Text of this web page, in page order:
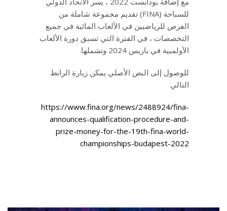
للسباحة (FINA) تقديم مجموعة شاملة من
الفرص للرياضيين في الألعاب المائية في جميع
التخصصات ، في الفترة التي تسبق دورة الألعاب
الأولمبية في باريس 2024 وتشملها.
للوصول إلى النص الأصلي يمكن زيارة الرابط
التالي
https://www.fina.org/news/2488924/fina-
announces-qualification-procedure-and-
prize-money-for-the-19th-fina-world-
championships-budapest-2022